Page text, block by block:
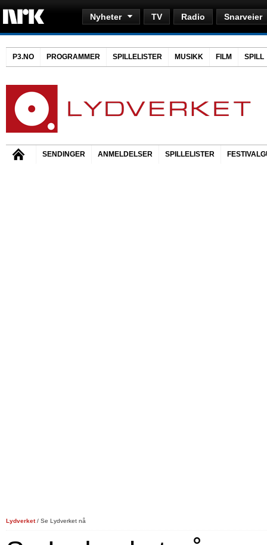
Nyheter TV Radio Snarveier
P3.NO PROGRAMMER SPILLELISTER MUSIKK FILM SPILL
SENDINGER ANMELDELSER SPILLELISTER
Lydverket/ Se Lydverket nå